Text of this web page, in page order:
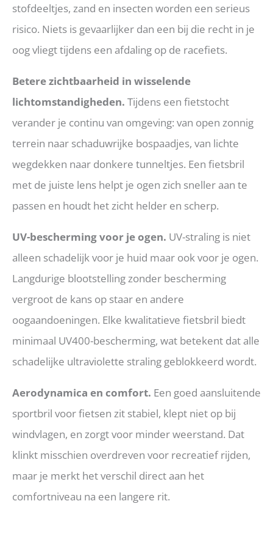
stofdeeltjes, zand en insecten worden een serieus
risico. Niets is gevaarlijker dan een bij die recht in je
oog vliegt tijdens een afdaling op de racefiets.
Betere zichtbaarheid in wisselende
lichtomstandigheden. Tijdens een fietstocht
verander je continu van omgeving: van open zonnig
terrein naar schaduwrijke bospaadjes, van lichte
wegdekken naar donkere tunneltjes. Een fietsbril
met de juiste lens helpt je ogen zich sneller aan te
passen en houdt het zicht helder en scherp.
UV-bescherming voor je ogen. UV-straling is niet
alleen schadelijk voor je huid maar ook voor je ogen.
Langdurige blootstelling zonder bescherming
vergroot de kans op staar en andere
oogaandoeningen. Elke kwalitatieve fietsbril biedt
minimaal UV400-bescherming, wat betekent dat alle
schadelijke ultraviolette straling geblokkeerd wordt.
Aerodynamica en comfort. Een goed aansluitende
sportbril voor fietsen zit stabiel, klept niet op bij
windvlagen, en zorgt voor minder weerstand. Dat
klinkt misschien overdreven voor recreatief rijden,
maar je merkt het verschil direct aan het
comfortniveau na een langere rit.